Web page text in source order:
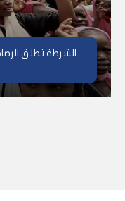
الشرطة تطلق